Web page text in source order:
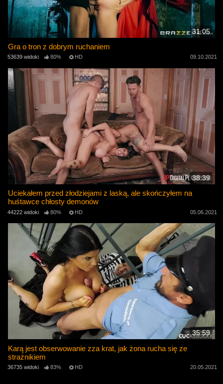
31:05
Gra o tron ​​z dobrym ruchaniem
53639 widoki 80% HD 09.10.2021
38:39
Uciekałem przed złodziejami z laską, ale skończyłem na
huśtawce chłosty demonów
44222 widoki 80% HD 05.06.2021
35:59
Karą jest obserwowanie zza krat, jak żona rucha się ze
strażnikiem
36735 widoki 83% HD 20.05.2021